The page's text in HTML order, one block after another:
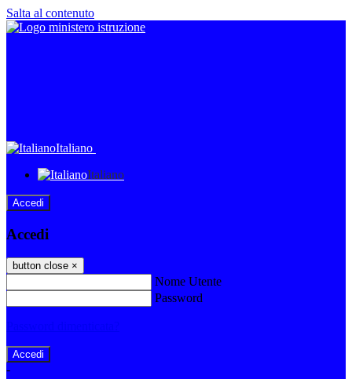
Salta al contenuto
Italiano
Italiano
Accedi
Accedi
button close ×
Nome Utente
Password
-